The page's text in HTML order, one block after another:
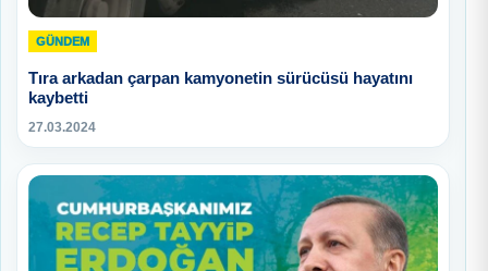
GÜNDEM
Tıra arkadan çarpan kamyonetin sürücüsü hayatını
kaybetti
27.03.2024